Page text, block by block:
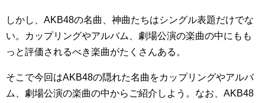
しかし、AKB48の名曲、神曲たちはシングル表題だけでな
い。カップリングやアルバム、劇場公演の楽曲の中にもも
っと評価されるべき楽曲がたくさんある。
そこで今回はAKB48の隠れた名曲をカップリングやアルバ
ム、劇場公演の楽曲の中からご紹介しよう。なお、AKB48